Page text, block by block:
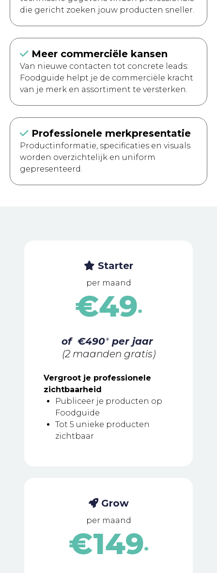
die gericht zoeken jouw producten sneller.
Meer commerciële kansen
Van nieuwe contacten tot concrete leads:
Foodguide helpt je de commerciële kracht
van je merk en assortiment te versterken.
Professionele merkpresentatie
Productinformatie, specificaties en visuals
worden overzichtelijk en uniform
gepresenteerd.
Starter
per maand
€49*
of €490*per jaar
(2 maanden gratis)
Vergroot je professionele
zichtbaarheid
Publiceer je producten op
Foodguide
Tot 5 unieke producten
zichtbaar
Grow
per maand
€149*